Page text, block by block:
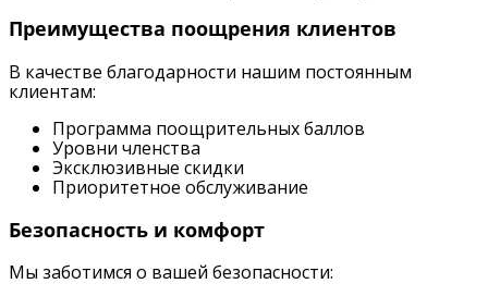
Преимущества поощрения клиентов
В качестве благодарности нашим постоянным
клиентам:
Программа поощрительных баллов
Уровни членства
Эксклюзивные скидки
Приоритетное обслуживание
Безопасность и комфорт
Мы заботимся о вашей безопасности: